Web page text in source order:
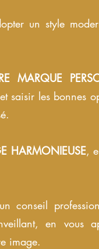
un style
MARQUE
saisir les bonnes
HARMONIEUSE,
conseil
en vous
image.